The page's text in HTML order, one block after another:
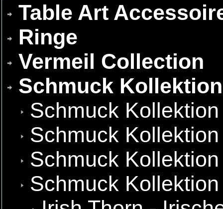
Table Art
Ringe
Vermeil Collection
Schmuck
Schmuck
Schmuck
Schmuck
Schmuck